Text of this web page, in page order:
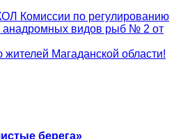
Комиссии по регулированию
анадромных видов рыб № 2 от
Магаданской области!
берега»